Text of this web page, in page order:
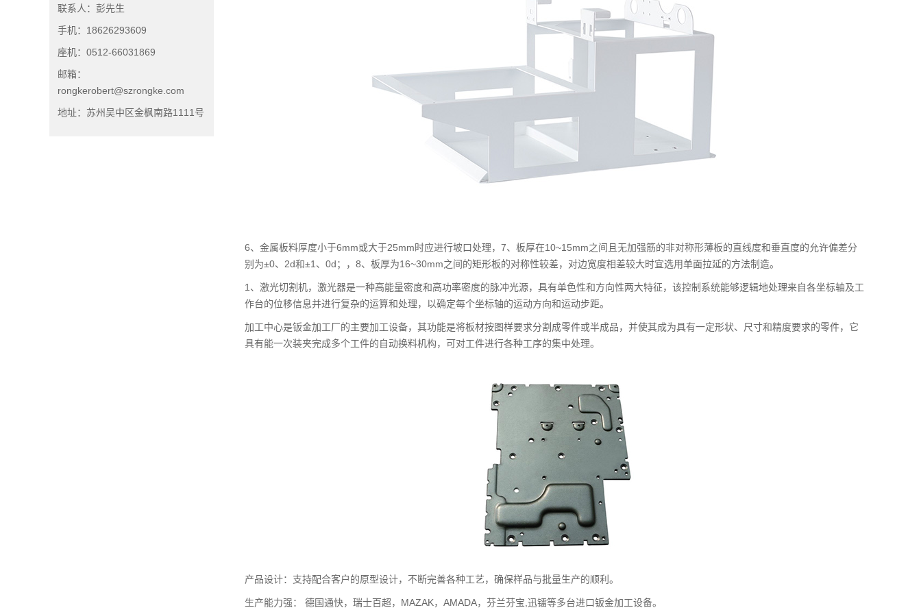
联系人：彭先生
手机：18626293609
座机：0512-66031869
邮箱：
rongkerobert@szrongke.com
地址：苏州吴中区金枫南路1111号
6、金属板料厚度小于6mm或大于25mm时应进行坡口处理，7、板厚在10~15mm之间且无加强筋的非对称形薄板的直线度和垂直度的允许偏差分
别为±0、2d和±1、0d；，8、板厚为16~30mm之间的矩形板的对称性较差，对边宽度相差较大时宜选用单面拉延的方法制造。
1、激光切割机，激光器是一种高能量密度和高功率密度的脉冲光源，具有单色性和方向性两大特征，该控制系统能够逻辑地处理来自各坐标轴及工
作台的位移信息并进行复杂的运算和处理，以确定每个坐标轴的运动方向和运动步距。
加工中心是钣金加工厂的主要加工设备，其功能是将板材按图样要求分割成零件或半成品，并使其成为具有一定形状、尺寸和精度要求的零件，它
具有能一次装夹完成多个工件的自动换料机构，可对工件进行各种工序的集中处理。
产品设计：支持配合客户的原型设计，不断完善各种工艺，确保样品与批量生产的顺利。
生产能力强： 德国通快，瑞士百超，MAZAK，AMADA，芬兰芬宝,迅镭等多台进口钣金加工设备。